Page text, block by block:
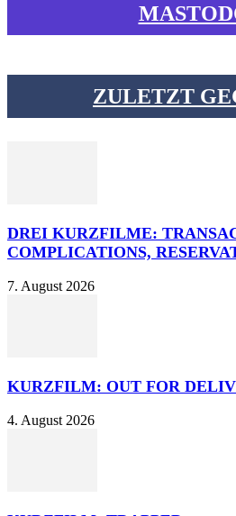
ZULETZT
DREI KURZFILME:
COMPLICATIONS,
7. August 2026
KURZFILM: OUT FOR
4. August 2026